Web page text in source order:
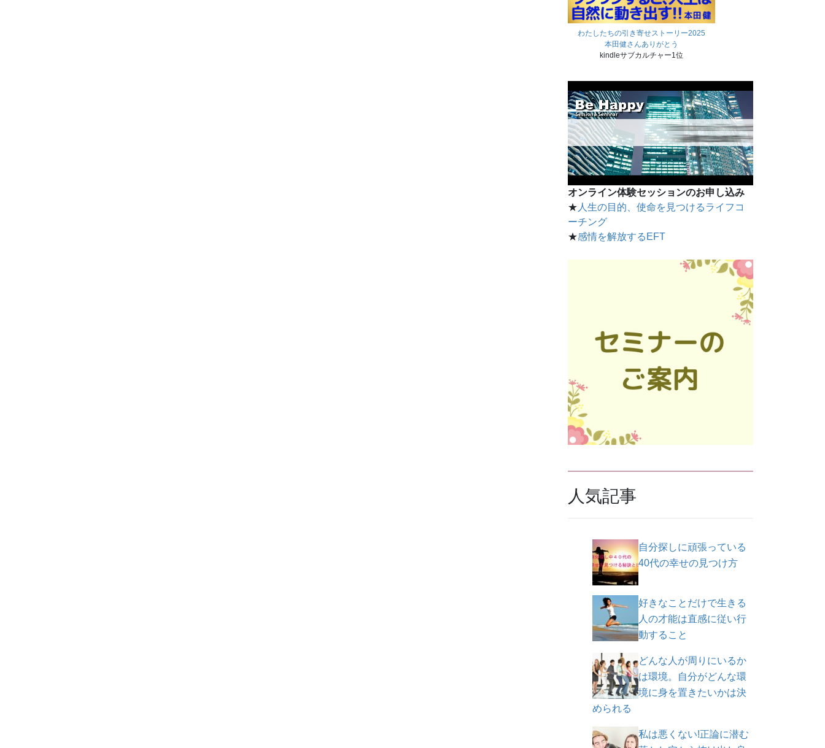
わたしたちの引き寄せストーリー2025
本田健さんありがとう
kindleサブカルチャー1位
オンライン体験セッションのお申し込み
★ 人生の目的、使命を見つけるライフコ
ーチング
★感情を解放するEFT
人気記事
自分探しに頑張っている
40代の幸せの見つけ方
好きなことだけで生きる
人の才能は直感に従い行
動すること
どんな人が周りにいるか
は環境。自分がどんな環
境に身を置きたいかは決
められる
私は悪くない!正論に潜む